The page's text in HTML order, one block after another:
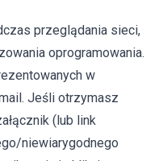
przeglądania sieci,
oprogramowania.
w
Jeśli otrzymasz
(lub link
niewiarygodnego